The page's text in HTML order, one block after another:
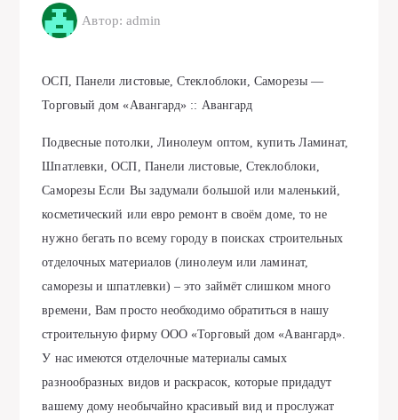
Автор: admin
ОСП, Панели листовые, Стеклоблоки, Саморезы —
Торговый дом «Авангард» :: Авангард
Подвесные потолки, Линолеум оптом, купить Ламинат,
Шпатлевки, ОСП, Панели листовые, Стеклоблоки,
Саморезы Если Вы задумали большой или маленький,
косметический или евро ремонт в своём доме, то не
нужно бегать по всему городу в поисках строительных
отделочных материалов (линолеум или ламинат,
саморезы и шпатлевки) – это займёт слишком много
времени, Вам просто необходимо обратиться в нашу
строительную фирму ООО «Торговый дом «Авангард».
У нас имеются отделочные материалы самых
разнообразных видов и раскрасок, которые придадут
вашему дому необычайно красивый вид и прослужат